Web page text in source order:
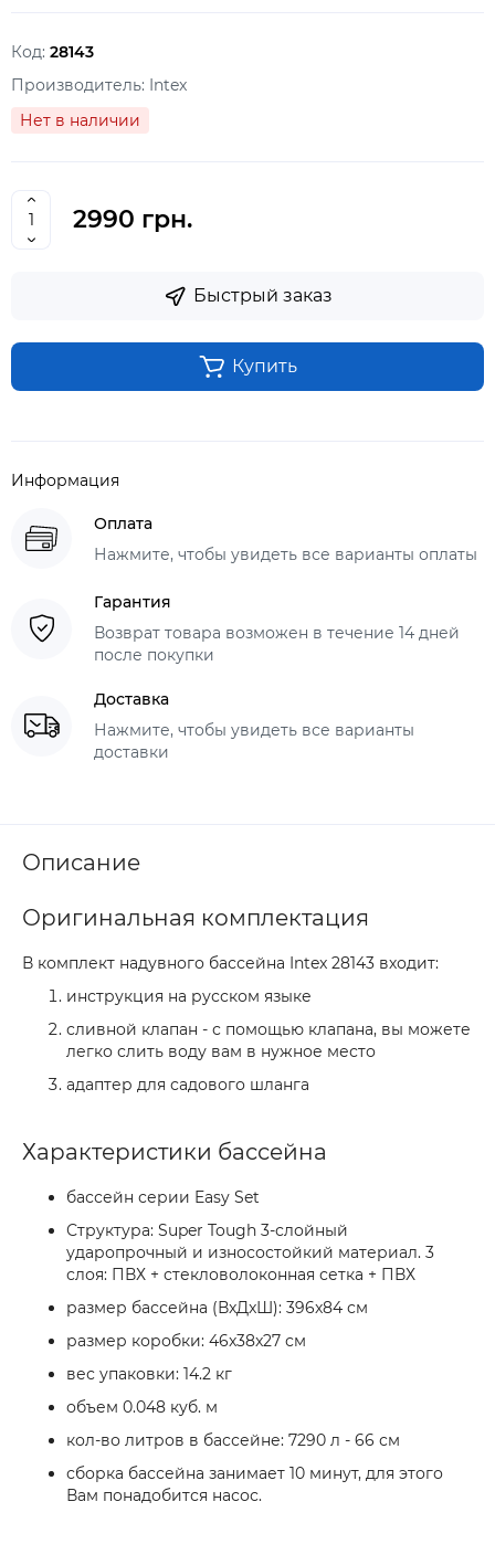
Код: 28143
Производитель: Intex
Нет в наличии
2990 грн.
Быстрый заказ
Купить
Информация
Оплата
Нажмите, чтобы увидеть все варианты оплаты
Гарантия
Возврат товара возможен в течение 14 дней
после покупки
Доставка
Нажмите, чтобы увидеть все варианты
доставки
Описание
Оригинальная комплектация
В комплект надувного бассейна Intex 28143 входит:
инструкция на русском языке
сливной клапан - с помощью клапана, вы можете
легко слить воду вам в нужное место
адаптер для садового шланга
Характеристики бассейна
бассейн серии Easy Set
Структура: Super Tough 3-слойный
ударопрочный и износостойкий материал. 3
слоя: ПВХ + стекловолоконная сетка + ПВХ
размер бассейна (ВxДxШ): 396x84 см
размер коробки: 46x38x27 см
вес упаковки: 14.2 кг
объем 0.048 куб. м
кол-во литров в бассейне: 7290 л - 66 см
сборка бассейна занимает 10 минут, для этого
Вам понадобится насос.